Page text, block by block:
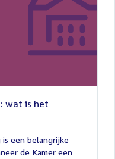
wat is het
een belangrijke
de Kamer een